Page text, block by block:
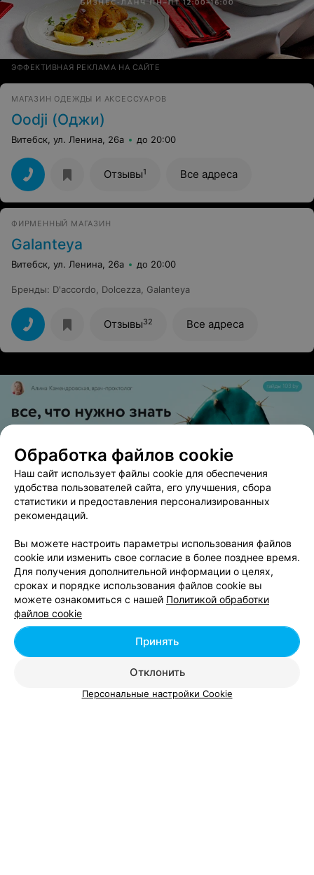
ЭФФЕКТИВНАЯ РЕКЛАМА НА САЙТЕ
МАГАЗИН ОДЕЖДЫ И АКСЕССУАРОВ
Oodji (Оджи)
Витебск, ул. Ленина, 26а до 20:00
Отзывы1 Все адреса
ФИРМЕННЫЙ МАГАЗИН
Galanteya
Витебск, ул. Ленина, 26а до 20:00
Бренды: D'accordo, Dolcezza, Galanteya
Отзывы32 Все адреса
ЭФФЕКТИВНАЯ РЕКЛАМА НА САЙТЕ
Вам будет интересно
Магазины сумок в районе Октябрьский в
Витебске
Магазины сумок в районе Первомайский в
Обработка файлов cookie
Наш сайт использует файлы cookie для обеспечения
удобства пользователей сайта, его улучшения, сбора
статистики и предоставления персонализированных
рекомендаций.
Вы можете настроить параметры использования файлов
cookie или изменить свое согласие в более позднее время.
Для получения дополнительной информации о целях,
сроках и порядке использования файлов cookie вы
можете ознакомиться с нашей Политикой обработки
файлов cookie
Отклонить
Принять
Персональные настройки Cookie